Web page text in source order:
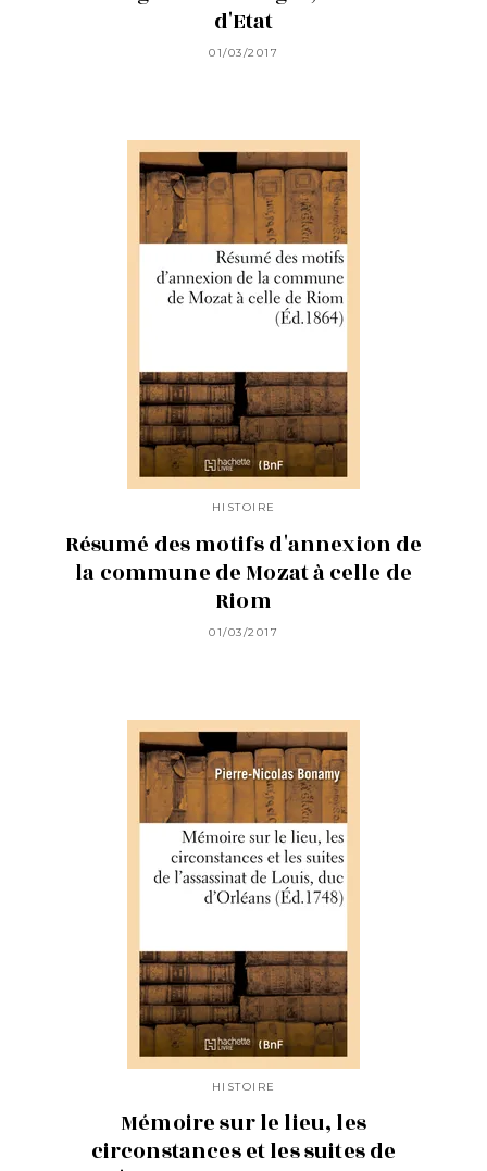
d'Etat
01/03/2017
HISTOIRE
Résumé des motifs d'annexion de
la commune de Mozat à celle de
Riom
01/03/2017
HISTOIRE
Mémoire sur le lieu, les
circonstances et les suites de